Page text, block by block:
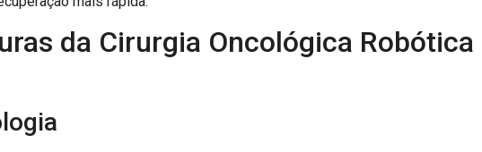
da Cirurgia Oncológica Robótica